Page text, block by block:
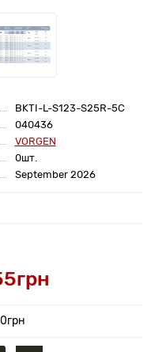
BKTI-L-S123-S25R-5C
040436
VORGEN
0шт.
September 2026